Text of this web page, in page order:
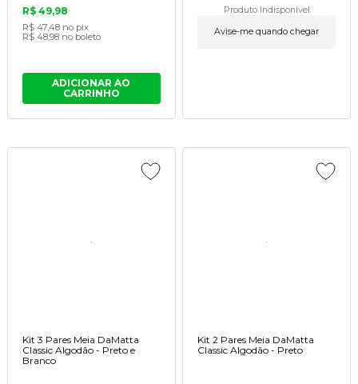
R$ 49,98
R$ 47,48 no pix
R$ 48,98 no boleto
ADICIONAR AO
CARRINHO
Produto Indisponível
Avise-me quando chegar
Kit 3 Pares Meia DaMatta
Classic Algodão - Preto e
Branco
Kit 2 Pares Meia DaMatta
Classic Algodão - Preto